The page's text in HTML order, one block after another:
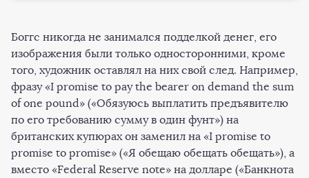
Боггс никогда не занимался подделкой денег, его
изображения были только односторонними, кроме
того, художник оставлял на них свой след. Например,
фразу «I promise to pay the bearer on demand the sum
of one pound» («Обязуюсь выплатить предъявителю
по его требованию сумму в один фунт») на
британских купюрах он заменил на «I promise to
promise to promise» («Я обещаю обещать обещать»), а
вместо «Federal Reserve note» на долларе («Банкнота